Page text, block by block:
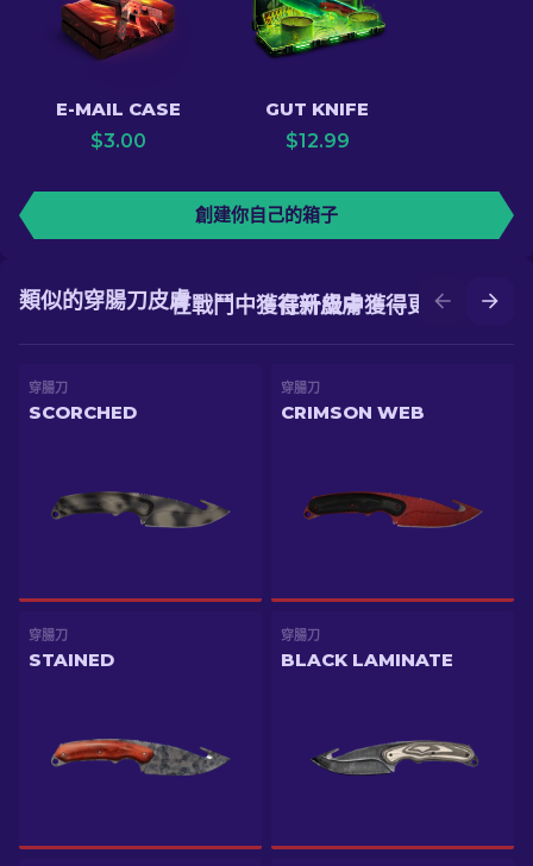
E-MAIL CASE
$3.00
GUT KNIFE
$12.99
創建你自己的箱子
在升級中獲得更好的皮膚
在戰鬥中獲得新皮膚
類似的穿腸刀皮膚
穿腸刀
SCORCHED
穿腸刀
CRIMSON WEB
穿腸刀
STAINED
穿腸刀
BLACK LAMINATE